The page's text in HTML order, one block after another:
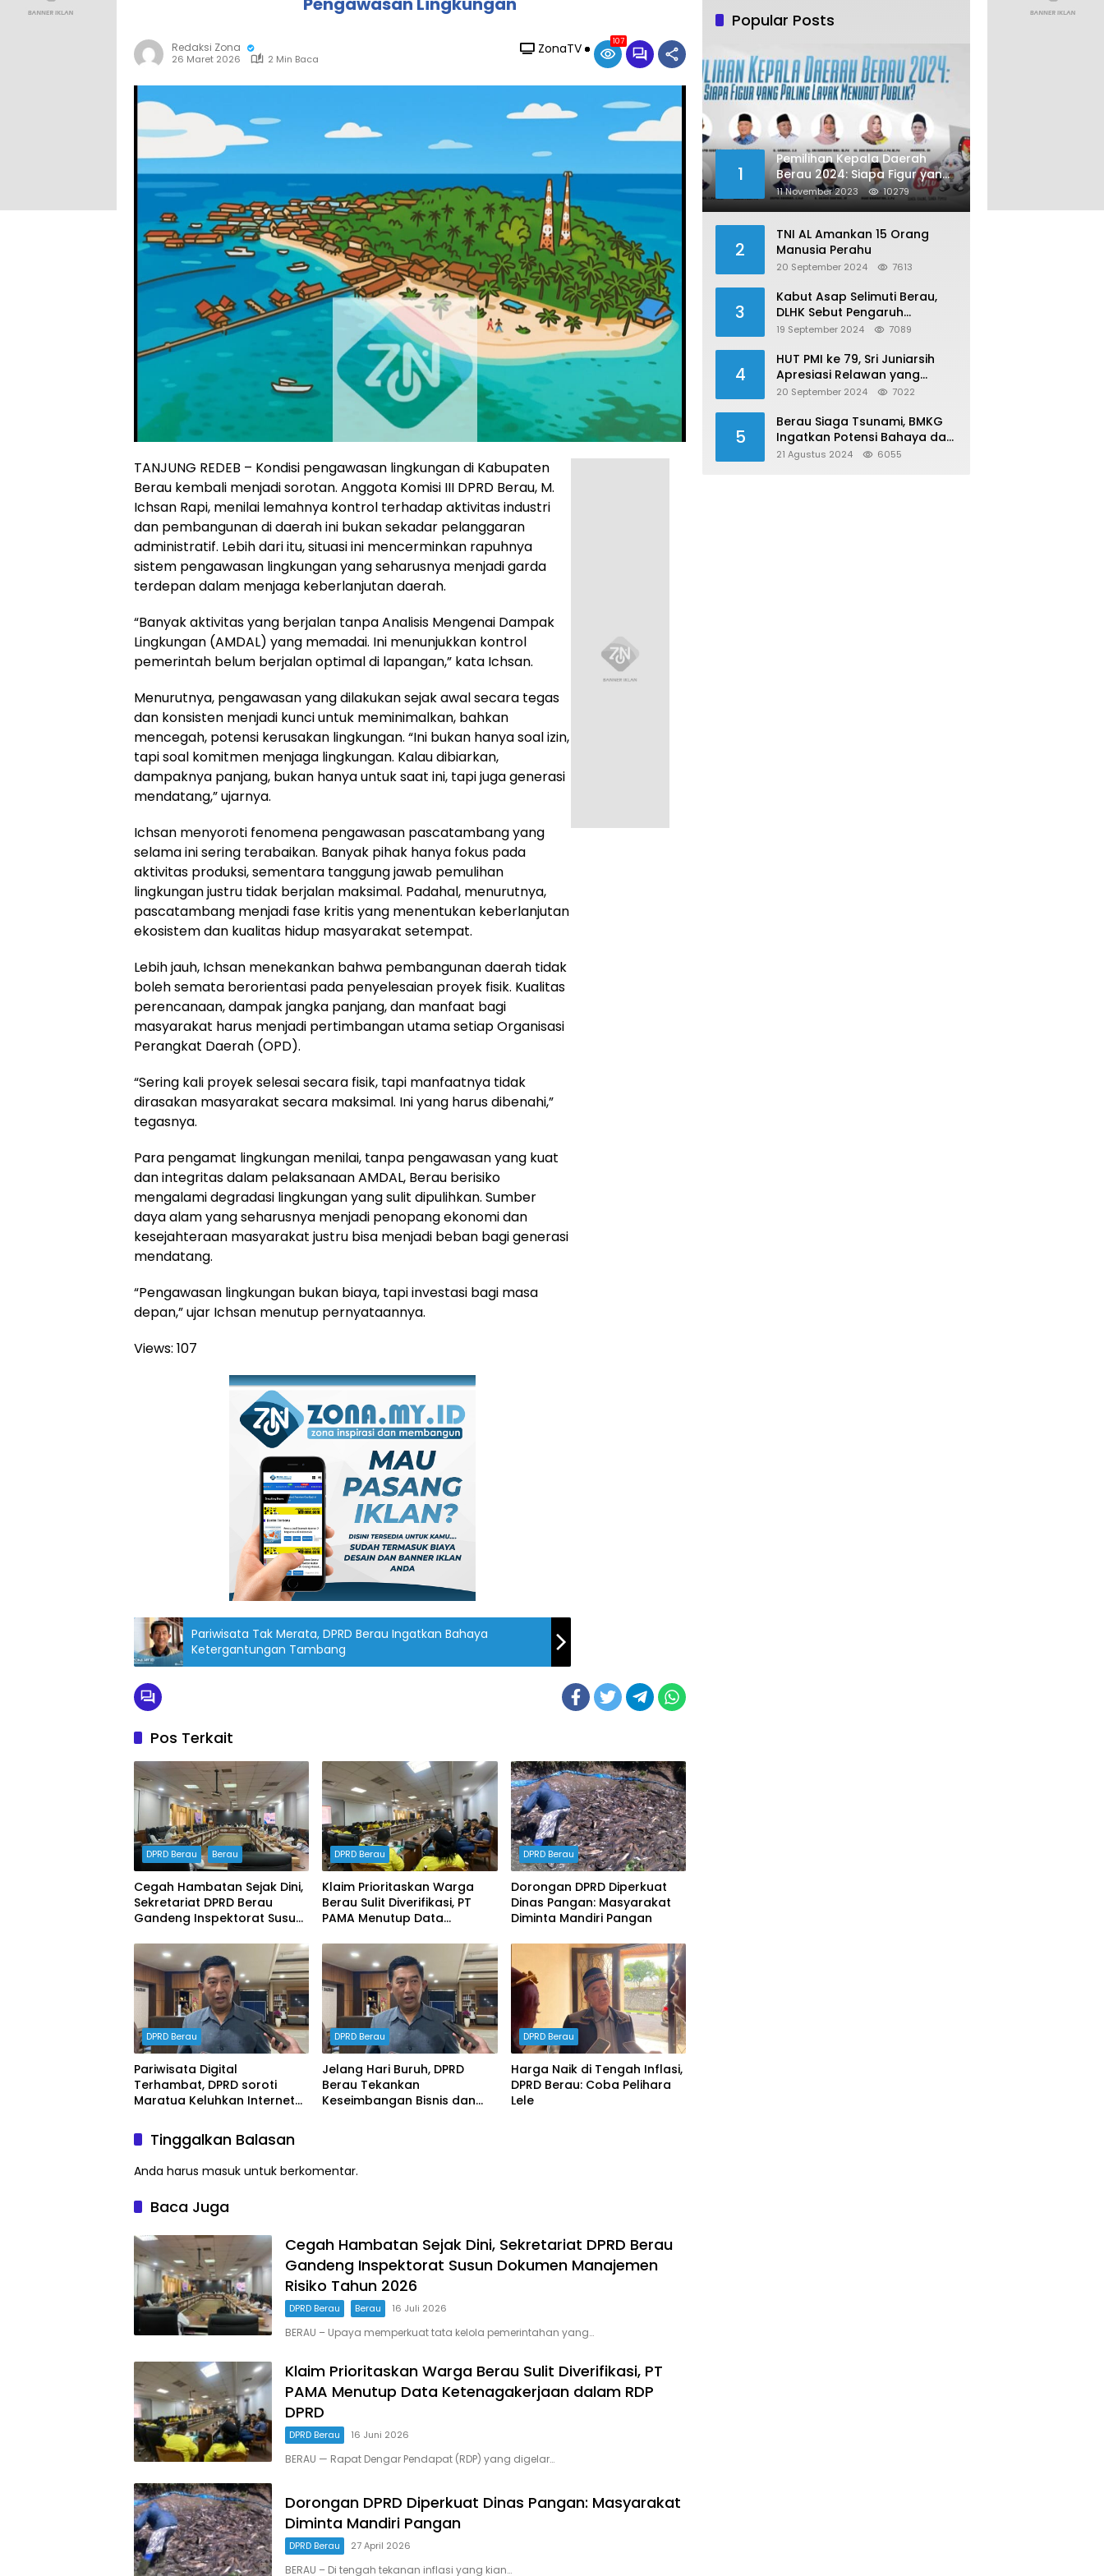
Redaksi Zona
26 Maret 2026 2 Min Baca
ZonaTV 107
TANJUNG REDEB – Kondisi pengawasan lingkungan di Kabupaten
Berau kembali menjadi sorotan. Anggota Komisi III DPRD Berau, M.
Ichsan Rapi, menilai lemahnya kontrol terhadap aktivitas industri
dan pembangunan di daerah ini bukan sekadar pelanggaran
administratif. Lebih dari itu, situasi ini mencerminkan rapuhnya
sistem pengawasan lingkungan yang seharusnya menjadi garda
terdepan dalam menjaga keberlanjutan daerah.
“Banyak aktivitas yang berjalan tanpa Analisis Mengenai Dampak
Lingkungan (AMDAL) yang memadai. Ini menunjukkan kontrol
pemerintah belum berjalan optimal di lapangan,” kata Ichsan.
Menurutnya, pengawasan yang dilakukan sejak awal secara tegas
dan konsisten menjadi kunci untuk meminimalkan, bahkan
mencegah, potensi kerusakan lingkungan. “Ini bukan hanya soal izin,
tapi soal komitmen menjaga lingkungan. Kalau dibiarkan,
dampaknya panjang, bukan hanya untuk saat ini, tapi juga generasi
mendatang,” ujarnya.
Ichsan menyoroti fenomena pengawasan pascatambang yang
selama ini sering terabaikan. Banyak pihak hanya fokus pada
aktivitas produksi, sementara tanggung jawab pemulihan
lingkungan justru tidak berjalan maksimal. Padahal, menurutnya,
pascatambang menjadi fase kritis yang menentukan keberlanjutan
ekosistem dan kualitas hidup masyarakat setempat.
Lebih jauh, Ichsan menekankan bahwa pembangunan daerah tidak
boleh semata berorientasi pada penyelesaian proyek fisik. Kualitas
perencanaan, dampak jangka panjang, dan manfaat bagi
masyarakat harus menjadi pertimbangan utama setiap Organisasi
Perangkat Daerah (OPD).
“Sering kali proyek selesai secara fisik, tapi manfaatnya tidak
dirasakan masyarakat secara maksimal. Ini yang harus dibenahi,”
tegasnya.
Para pengamat lingkungan menilai, tanpa pengawasan yang kuat
dan integritas dalam pelaksanaan AMDAL, Berau berisiko
mengalami degradasi lingkungan yang sulit dipulihkan. Sumber
daya alam yang seharusnya menjadi penopang ekonomi dan
kesejahteraan masyarakat justru bisa menjadi beban bagi generasi
mendatang.
“Pengawasan lingkungan bukan biaya, tapi investasi bagi masa
depan,” ujar Ichsan menutup pernyataannya.
Views: 107
Pariwisata Tak Merata, DPRD Berau Ingatkan Bahaya
Ketergantungan Tambang
Pos Terkait
DPRD Berau Berau
Cegah Hambatan Sejak Dini,
Sekretariat DPRD Berau
Gandeng Inspektorat Susun
Tahun 2026
DPRD Berau
Klaim Prioritaskan Warga
Berau Sulit Diverifikasi, PT
PAMA Menutup Data
DPRD
DPRD Berau
Dorongan DPRD Diperkuat
Dinas Pangan: Masyarakat
Diminta Mandiri Pangan
DPRD Berau
Pariwisata Digital
Terhambat, DPRD soroti
Maratua Keluhkan Internet
DPRD Berau
Jelang Hari Buruh, DPRD
Berau Tekankan
Keseimbangan Bisnis dan
DPRD Berau
Harga Naik di Tengah Inflasi,
DPRD Berau: Coba Pelihara
Lele
Tinggalkan Balasan
Anda harus masuk untuk berkomentar.
Baca Juga
Cegah Hambatan Sejak Dini, Sekretariat DPRD Berau
Gandeng Inspektorat Susun Dokumen Manajemen
Risiko Tahun 2026
DPRD Berau Berau 16 Juli 2026
BERAU – Upaya memperkuat tata kelola pemerintahan yang…
Klaim Prioritaskan Warga Berau Sulit Diverifikasi, PT
PAMA Menutup Data Ketenagakerjaan dalam RDP
DPRD
DPRD Berau 16 Juni 2026
BERAU — Rapat Dengar Pendapat (RDP) yang digelar…
Dorongan DPRD Diperkuat Dinas Pangan: Masyarakat
Diminta Mandiri Pangan
DPRD Berau 27 April 2026
BERAU – Di tengah tekanan inflasi yang kian…
Popular Posts
1
Pemilihan Kepala Daerah
Berau 2024: Siapa Figur yang
Paling Layak Menurut Publik?
11 November 2023 10279
2
TNI AL Amankan 15 Orang
Manusia Perahu
20 September 2024 7613
3
Kabut Asap Selimuti Berau,
DLHK Sebut Pengaruh
Karhutla
19 September 2024 7089
4
HUT PMI ke 79, Sri Juniarsih
Apresiasi Relawan yang
Konsisten Donor Darah
20 September 2024 7022
5
Berau Siaga Tsunami, BMKG
Ingatkan Potensi Bahaya dari
Megathrust Utara Sulawesi
21 Agustus 2024 6055